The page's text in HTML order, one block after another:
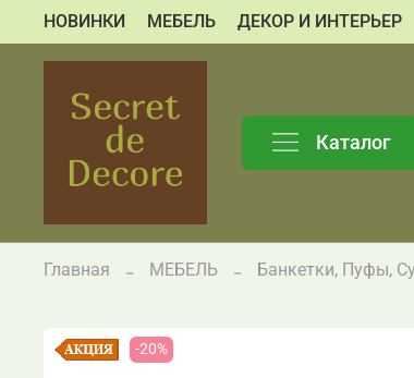
НОВИНКИ МЕБЕЛЬ ДЕКОР И ИНТЕРЬЕР
Каталог
Главная МЕБЕЛЬ Банкетки, Пуфы,
-20%